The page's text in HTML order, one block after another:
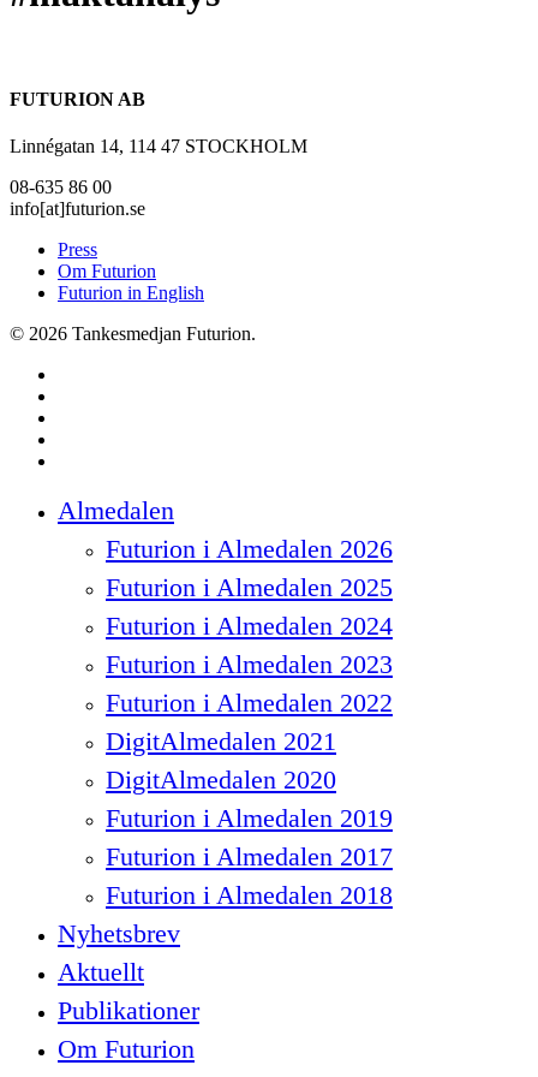
FUTURION AB
Linnégatan 14, 114 47 STOCKHOLM
08-635 86 00
info[at]futurion.se
Press
Om Futurion
Futurion in English
© 2026 Tankesmedjan Futurion.
Menu
Almedalen
Futurion i Almedalen 2026
Futurion i Almedalen 2025
Futurion i Almedalen 2024
Futurion i Almedalen 2023
Futurion i Almedalen 2022
DigitAlmedalen 2021
DigitAlmedalen 2020
Futurion i Almedalen 2019
Futurion i Almedalen 2017
Futurion i Almedalen 2018
Nyhetsbrev
Aktuellt
Publikationer
Om Futurion